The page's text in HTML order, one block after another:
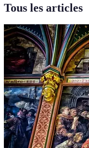
Tous les articles